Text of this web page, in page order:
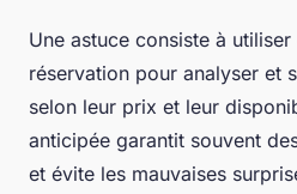
Une astuce consiste à
réservation pour analyser et
selon leur prix et leur
anticipée garantit souvent
et évite les mauvaises